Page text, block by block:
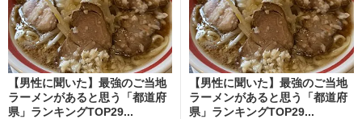
【男性に聞いた】最強のご当地
ラーメンがあると思う「都道府
県」ランキングTOP29...
【男性に聞いた】最強のご当地
ラーメンがあると思う「都道府
県」ランキングTOP29...